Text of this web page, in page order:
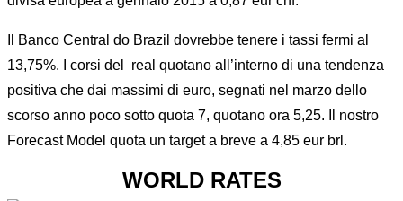
Il Banco Central do Brazil dovrebbe tenere i tassi fermi al
13,75%. I corsi del real quotano all’interno di una tendenza
positiva che dai massimi di euro, segnati nel marzo dello
scorso anno poco sotto quota 7, quotano ora 5,25. Il nostro
Forecast Model quota un target a breve a 4,85 eur brl.
WORLD RATES